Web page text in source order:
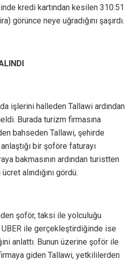
kredi kartından kesilen 310.51
görünce neye uğradığını şaşırdı.
işlerini halleden Tallawi ardından
Burada turizm firmasına
bahseden Tallawi, şehirde
bir şoföre faturayı
bakmasının ardından turistten
alındığını gördü.
şoför, taksi ile yolculuğu
ile gerçekleştirdiğinde ise
anlattı. Bunun üzerine şoför ile
giden Tallawi, yetkililerden